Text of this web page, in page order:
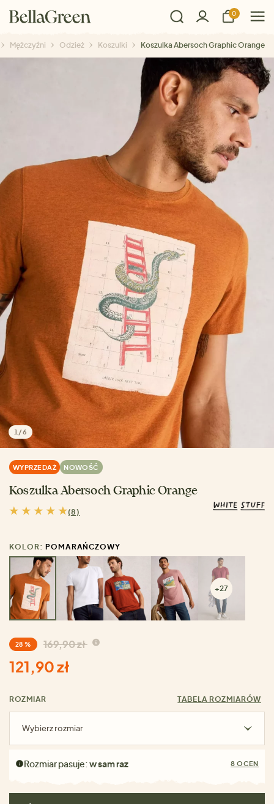
0
Mężczyźni Odzież Koszulki Koszulka Abersoch Graphic Orange
1 /6
WYPRZEDAŻ NOWOŚĆ
Koszulka Abersoch Graphic Orange
(8)
KOLOR: POMARAŃCZOWY
+27
28 % 169,90 zł
121,90 zł
ROZMIAR TABELA ROZMIARÓW
Wybierz rozmiar
Rozmiar pasuje:w sam raz 8 OCEN